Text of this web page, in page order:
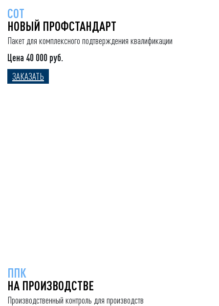
СОТ
НОВЫЙ ПРОФСТАНДАРТ
Пакет для комплексного подтверждения квалификации
Цена 40 000 руб.
ЗАКАЗАТЬ
ППК
НА ПРОИЗВОДСТВЕ
Производственный контроль для производств